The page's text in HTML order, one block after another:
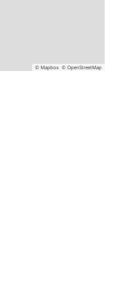
© Mapbox © OpenStreetMap